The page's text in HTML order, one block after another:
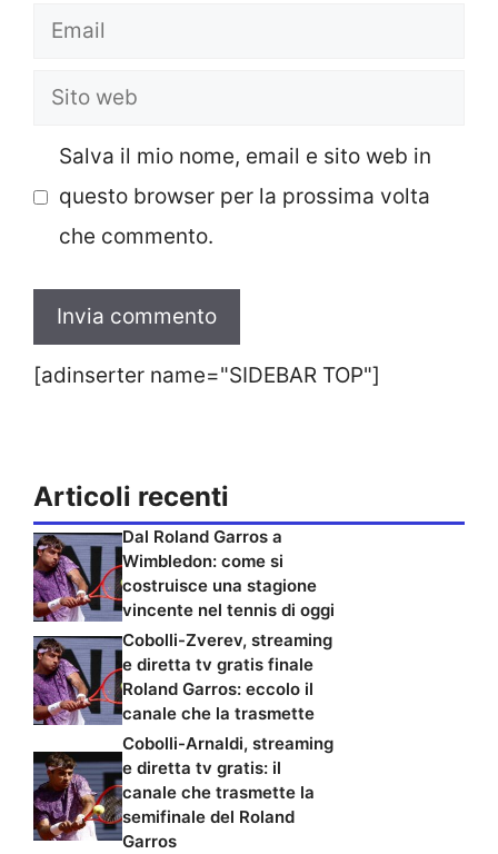
Email
Sito
Salva il mio nome, email e sito web in
questo browser per la prossima volta
che commento.
[adinserter name="SIDEBAR TOP"]
Articoli recenti
Dal Roland Garros a
Wimbledon: come si
costruisce una stagione
vincente nel tennis di oggi
Cobolli-Zverev, streaming
e diretta tv gratis finale
Roland Garros: eccolo il
canale che la trasmette
Cobolli-Arnaldi, streaming
e diretta tv gratis: il
canale che trasmette la
semifinale del Roland
Garros